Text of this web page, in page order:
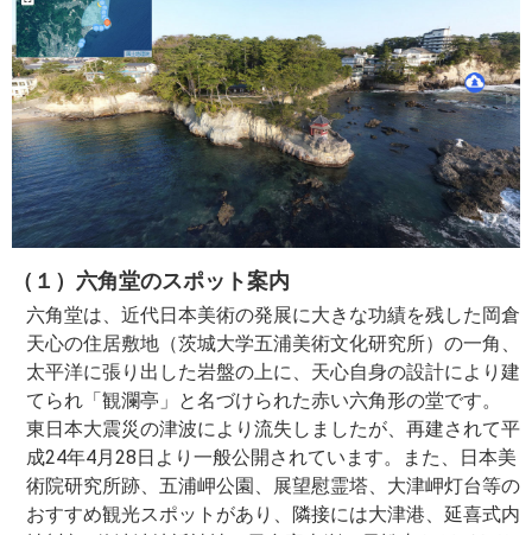
（１）六角堂のスポット案内
六角堂は、近代日本美術の発展に大きな功績を残した岡倉
天心の住居敷地（茨城大学五浦美術文化研究所）の一角、
太平洋に張り出した岩盤の上に、天心自身の設計により建
てられ「観瀾亭」と名づけられた赤い六角形の堂です。
東日本大震災の津波により流失しましたが、再建されて平
成24年4月28日より一般公開されています。また、日本美
術院研究所跡、五浦岬公園、展望慰霊塔、大津岬灯台等の
おすすめ観光スポットがあり、隣接には大津港、延喜式内